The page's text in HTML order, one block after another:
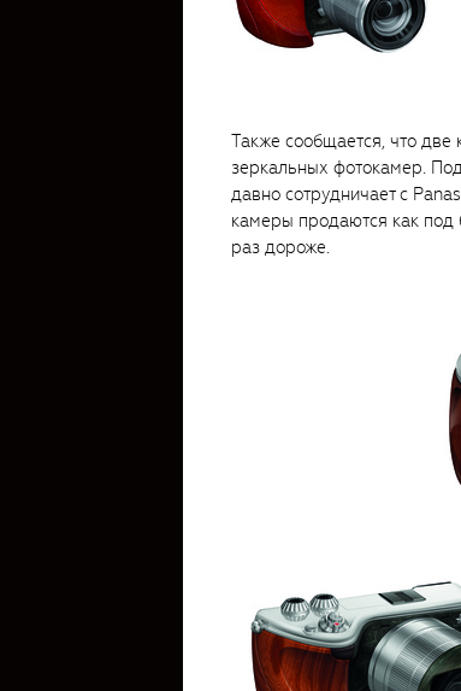
Также сообщается, что две
зеркальных фотокамер.
давно сотрудничает с
камеры продаются как под
раз дороже.